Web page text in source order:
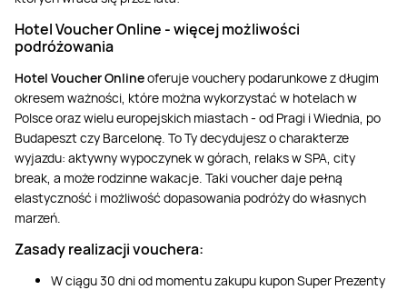
Hotel Voucher Online -więcej możliwości
podróżowania
Hotel Voucher Onlineoferuje vouchery podarunkowe z długim
okresem ważności, które można wykorzystać w hotelach w
Polsce oraz wielu europejskich miastach - od Pragi i Wiednia, po
Budapeszt czy Barcelonę. To Ty decydujesz o charakterze
wyjazdu: aktywny wypoczynek w górach, relaks w SPA, city
break, a może rodzinne wakacje. Taki voucher daje pełną
elastyczność i możliwość dopasowania podróży do własnych
marzeń.
Zasady realizacji vouchera:
W ciągu 30 dni od momentu zakupu kupon Super Prezenty